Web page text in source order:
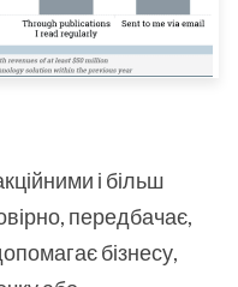
і більш
передбачає,
бізнесу,